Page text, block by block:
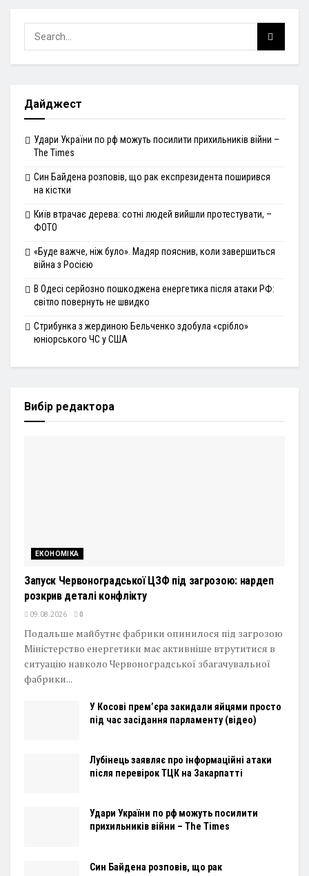
Дайджест
Удари України по рф можуть посилити прихильників війни –
The Times
Син Байдена розповів, що рак експрезидента поширився
на кістки
Київ втрачає дерева: сотні людей вийшли протестувати, –
ФОТО
«Буде важче, ніж було». Мадяр пояснив, коли завершиться
війна з Росією
В Одесі серйозно пошкоджена енергетика після атаки РФ:
світло повернуть не швидко
Стрибунка з жердиною Бельченко здобула «срібло»
юніорського ЧС у США
Вибір редактора
ЕКОНОМІКА
Запуск Червоноградської ЦЗФ під загрозою: нардеп
розкрив деталі конфлікту
09.08.2026 0
Подальше майбутнє фабрики опинилося під загрозою
Міністерство енергетики має активніше втрутитися в
ситуацію навколо Червоноградської збагачувальної
фабрики...
У Косові прем’єра закидали яйцями просто
під час засідання парламенту (відео)
Лубінець заявляє про інформаційні атаки
після перевірок ТЦК на Закарпатті
Удари України по рф можуть посилити
прихильників війни – The Times
Син Байдена розповів, що рак